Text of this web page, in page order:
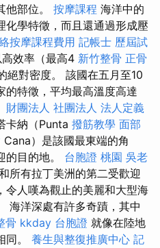
他部位。 按摩課程 海洋中的
化學特徵，而且還通過形成壓
按摩課程費用 記帳士 歷屆試
效率（最高4 新竹整骨 正骨
絕對密度。 該國在五月至10
的特徵，平均最高溫度高達
財團法人 社團法人 法人定義
卡納（Punta 撥筋教學 面部
Cana）是該國最東端的角
的目的地。 台胞證 桃園 吳老
所有拉丁美洲的第二受歡迎
令人嘆為觀止的美麗和大型海
海洋深處有許多奇蹟，其中
骨 kkday 台胞證 就像在陸地
同。 養生與整復推廣中心 記